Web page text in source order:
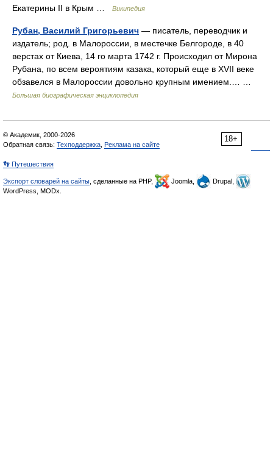
Екатерины II в Крым …
Википедия
Рубан, Василий Григорьевич — писатель, переводчик и
издатель; род. в Малороссии, в местечке Белгороде, в 40
верстах от Киева, 14 го марта 1742 г. Происходил от Мирона
Рубана, по всем вероятиям казака, который еще в XVII веке
обзавелся в Малороссии довольно крупным имением.… …
Большая биографическая энциклопедия
18+
© Академик, 2000-2026
Обратная связь: Техподдержка Реклама на сайте
👣 Путешествия
Экспорт словарей на сайты , сделанные на PHP, Joomla,
Drupal,
WordPress, MODx.